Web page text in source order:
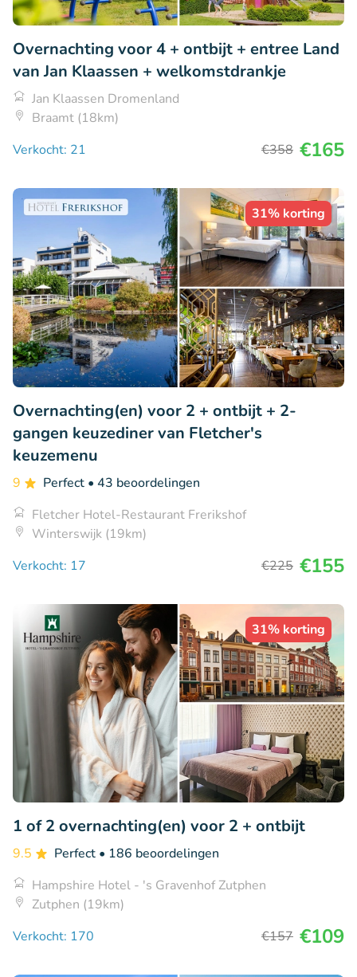
Overnachting voor 4 + ontbijt + entree Land
van Jan Klaassen + welkomstdrankje
Jan Klaassen Dromenland
Braamt (18km)
Verkocht: 21
€358 €165
31% korting
Overnachting(en) voor 2 + ontbijt + 2-
gangen keuzediner van Fletcher's
keuzemenu
9 Perfect • 43 beoordelingen
Fletcher Hotel-Restaurant Frerikshof
Winterswijk (19km)
Verkocht: 17
€225 €155
31% korting
1 of 2 overnachting(en) voor 2 + ontbijt
9.5 Perfect • 186 beoordelingen
Hampshire Hotel - 's Gravenhof Zutphen
Zutphen (19km)
Verkocht: 170
€157 €109